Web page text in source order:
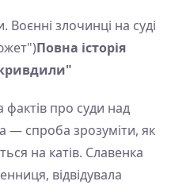
злочинці на суді
Повна історія
про суди над
спроба зрозуміти, як
на катів. Славенка
відвідувала